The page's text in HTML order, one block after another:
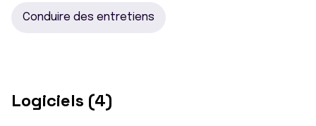
Conduire des entretiens
Logiciels (4)